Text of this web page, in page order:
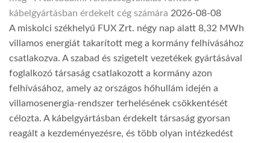
kábelgyártásban érdekelt cég számára 2026-08-08
A miskolci székhelyű FUX Zrt. négy nap alatt 8,32 MWh
villamos energiát takarított meg a kormány felhívásához
csatlakozva. A szabad és szigetelt vezetékek gyártásával
foglalkozó társaság csatlakozott a kormány azon
felhívásához, amely az országos hőhullám idején a
villamosenergia-rendszer terhelésének csökkentését
célozta. A kábelgyártásban érdekelt társaság gyorsan
reagált a kezdeményezésre, és több olyan intézkedést